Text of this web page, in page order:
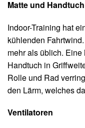
Matte und Handtuch
Indoor-Training hat
kühlenden
mehr als üblich.
Handtuch in
Rolle und Rad
den Lärm, welches
Ventilatoren